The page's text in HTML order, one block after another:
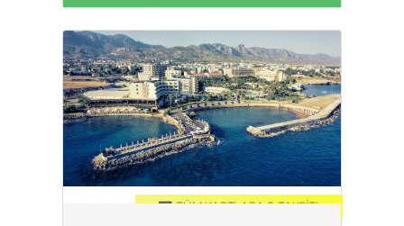
TAM PANSİYON PLUS
TÜM KARTLARA 3 TAKSİT!